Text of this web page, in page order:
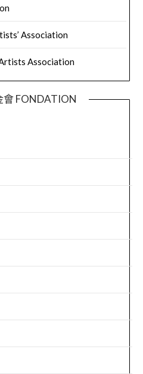
Association
Association
會 FONDATION